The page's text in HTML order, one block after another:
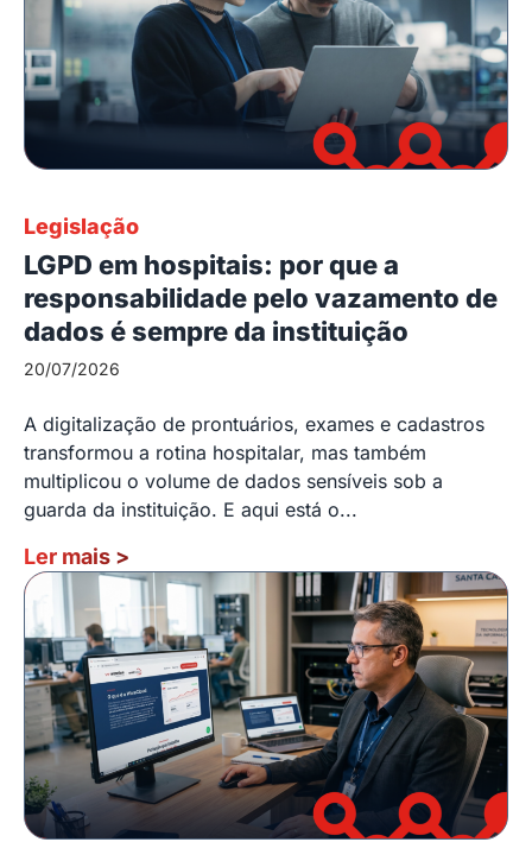
Legislação
LGPD em hospitais: por que a
responsabilidade pelo vazamento de
dados é sempre da instituição
20/07/2026
A digitalização de prontuários, exames e cadastros
transformou a rotina hospitalar, mas também
multiplicou o volume de dados sensíveis sob a
guarda da instituição. E aqui está o...
Ler mais >